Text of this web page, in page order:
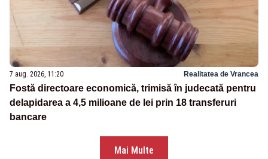
7 aug. 2026, 11:20 Realitatea de Vrancea
Fostă directoare economică, trimisă în judecată pentru
delapidarea a 4,5 milioane de lei prin 18 transferuri
bancare
Mai Multe